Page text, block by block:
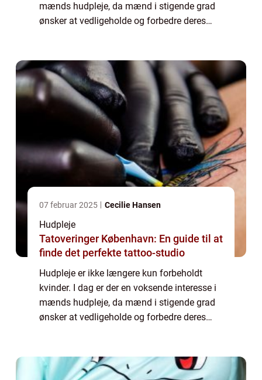
mænds hudpleje, da mænd i stigende grad
ønsker at vedligeholde og forbedre deres
dens h...
07 februar 2025 Cecilie Hansen
Hudpleje
Tatoveringer København: En guide til at
finde det perfekte tattoo-studio
Hudpleje er ikke længere kun forbeholdt
kvinder. I dag er der en voksende interesse i
mænds hudpleje, da mænd i stigende grad
ønsker at vedligeholde og forbedre deres
dens h...